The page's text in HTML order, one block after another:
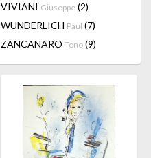
VIVIANI Giuseppe (2)
WUNDERLICH Paul (7)
ZANCANARO Tono (9)